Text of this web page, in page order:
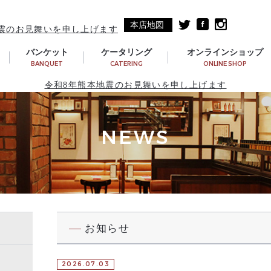
のお見舞いを申し上げます 本店地図
バンケット
BANQUET
ケータリング
CATERING
オンラインショップ
ONLINE SHOP
令和8年熊本地震のお見舞いを申し上げます
NEWS
お知らせ
2026.07.03